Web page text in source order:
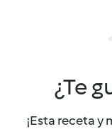
¿Te
¡Esta receta y